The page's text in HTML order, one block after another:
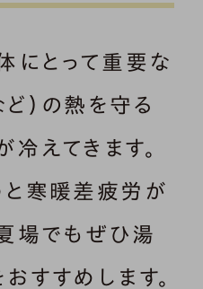
にとって重要な
）の熱を守る
えてきます。
と寒暖差疲労が
場でもぜひ湯
すすめします。